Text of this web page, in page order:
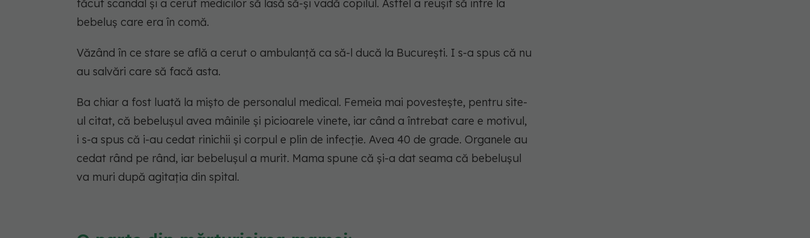
făcut scandal și a cerut medicilor să lasă să-și vadă copilul. Astfel a reușit să intre la
bebeluș care era în comă.
Văzând în ce stare se află a cerut o ambulanță ca să-l ducă la București. I s-a spus că nu
au salvări care să facă asta.
Ba chiar a fost luată la mișto de personalul medical. Femeia mai povestește, pentru site-
ul citat, că bebelușul avea mâinile și picioarele vinete, iar când a întrebat care e motivul,
i s-a spus că i-au cedat rinichii și corpul e plin de infecție. Avea 40 de grade. Organele au
cedat rând pe rând, iar bebelușul a murit. Mama spune că și-a dat seama că bebelușul
va muri după agitația din spital.